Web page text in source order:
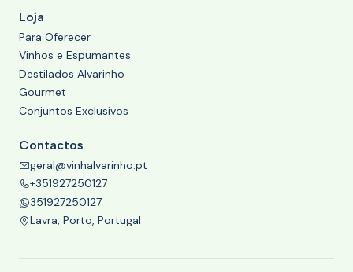
Loja
Para Oferecer
Vinhos e Espumantes
Destilados Alvarinho
Gourmet
Conjuntos Exclusivos
Contactos
geral@vinhalvarinho.pt
+351927250127
351927250127
Lavra, Porto, Portugal